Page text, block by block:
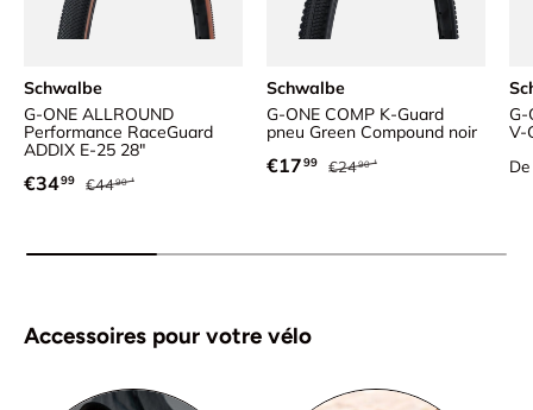
Schwalbe
G-ONE ALLROUND
Performance RaceGuard
ADDIX E-25 28"
Prix soldé
€3499 Prix habituel
€4490
Schwalbe
G-ONE COMP K-Guard
pneu Green Compound noir
Prix soldé
€1799 Prix habituel
€2490
G-
V-
De
Accessoires pour votre vélo